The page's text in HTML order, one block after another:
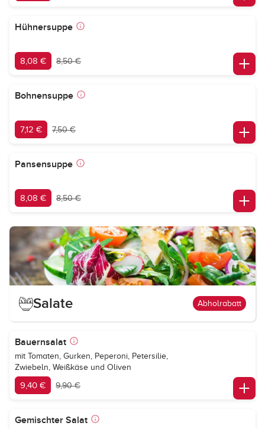
Hühnersuppe
8,08 € 8,50 €
Bohnensuppe
7,12 € 7,50 €
Pansensuppe
8,08 € 8,50 €
Salate Abholrabatt
Bauernsalat
mit Tomaten, Gurken, Peperoni, Petersilie,
Zwiebeln, Weißkäse und Oliven
9,40 € 9,90 €
Gemischter Salat